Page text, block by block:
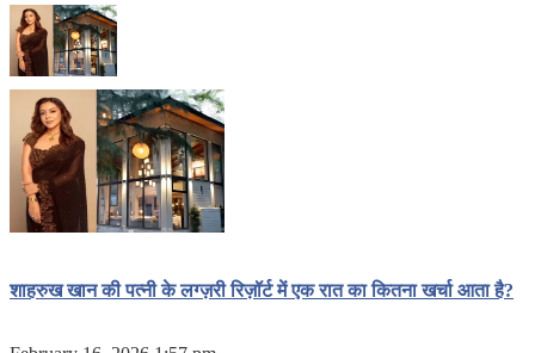
शाहरुख खान की पत्नी के लग्ज़री रिज़ॉर्ट में एक रात का कितना खर्चा आता है?